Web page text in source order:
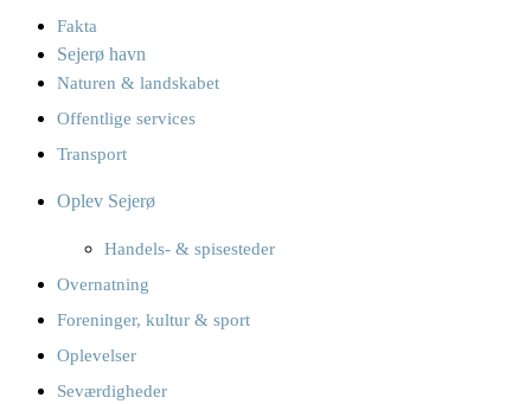
Fakta
Sejerø havn
Naturen & landskabet
Offentlige services
Transport
Oplev Sejerø
Handels- & spisesteder
Overnatning
Foreninger, kultur & sport
Oplevelser
Seværdigheder